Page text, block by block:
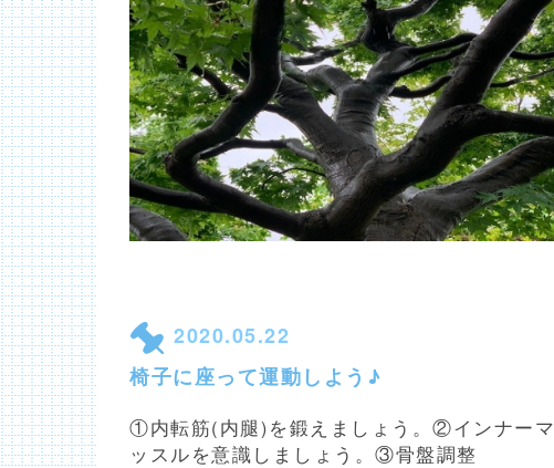
2020.05.22
椅子に座って運動しよう♪
①内転筋(内腿)を鍛えましょう。②インナーマ
ッスルを意識しましょう。③骨盤調整